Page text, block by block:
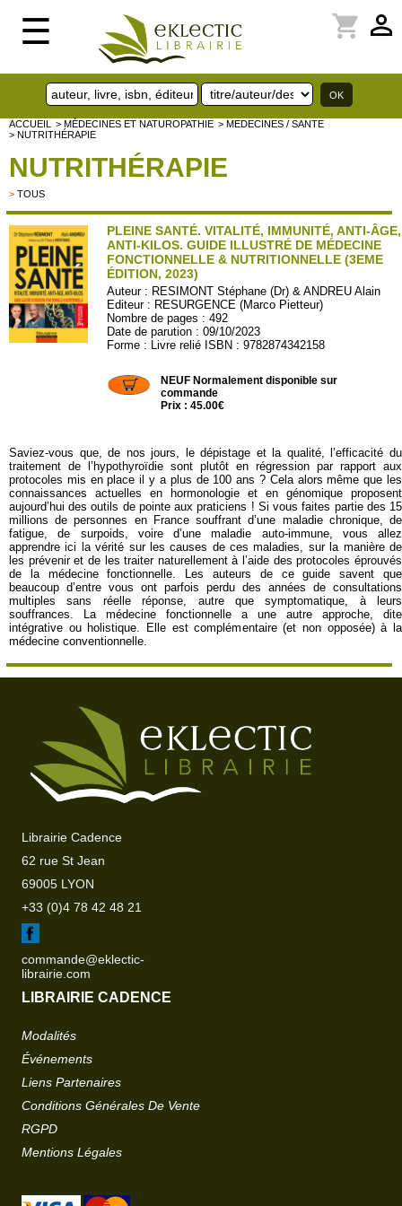
☰ perm_identity
shopping_cart
ACCUEIL > MÉDECINES ET NATUROPATHIE > MEDECINES / SANTE
> NUTRITHÉRAPIE
NUTRITHÉRAPIE
> TOUS
PLEINE SANTÉ. VITALITÉ, IMMUNITÉ, ANTI-ÂGE,
ANTI-KILOS. GUIDE ILLUSTRÉ DE MÉDECINE
FONCTIONNELLE & NUTRITIONNELLE (3EME
ÉDITION, 2023)
Auteur : RESIMONT Stéphane (Dr) & ANDREU Alain
Editeur : RESURGENCE (Marco Pietteur)
Nombre de pages : 492
Date de parution : 09/10/2023
Forme : Livre relié ISBN : 9782874342158
NEUF Normalement disponible sur
commande
Prix : 45.00€
Saviez-vous que, de nos jours, le dépistage et la qualité, l’efficacité du
traitement de l’hypothyroïdie sont plutôt en régression par rapport aux
protocoles mis en place il y a plus de 100 ans ? Cela alors même que les
connaissances actuelles en hormonologie et en génomique proposent
aujourd’hui des outils de pointe aux praticiens ! Si vous faites partie des 15
millions de personnes en France souffrant d’une maladie chronique, de
fatigue, de surpoids, voire d’une maladie auto-immune, vous allez
apprendre ici la vérité sur les causes de ces maladies, sur la manière de
les prévenir et de les traiter naturellement à l’aide des protocoles éprouvés
de la médecine fonctionnelle. Les auteurs de ce guide savent que
beaucoup d’entre vous ont parfois perdu des années de consultations
multiples sans réelle réponse, autre que symptomatique, à leurs
souffrances. La médecine fonctionnelle a une autre approche, dite
intégrative ou holistique. Elle est complémentaire (et non opposée) à la
médecine conventionnelle.
Librairie Cadence
62 rue St Jean
69005 LYON
+33 (0)4 78 42 48 21
commande@eklectic-
librairie.com
LIBRAIRIE CADENCE
Modalités
Événements
Liens Partenaires
Conditions Générales De Vente
RGPD
Mentions Légales